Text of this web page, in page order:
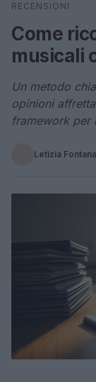
Cerca
RECENSIONI
Come
musicali
Un metodo
opinioni
framework per
Letizia Fontana